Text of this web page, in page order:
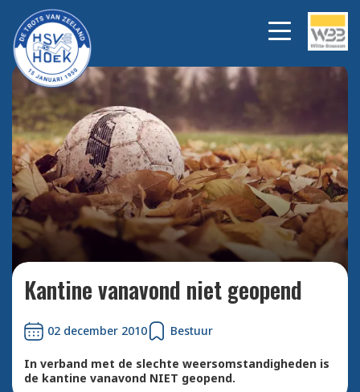
Bekijk alle foto's
Kantine vanavond niet geopend
02 december 2010 Bestuur
In verband met de slechte weersomstandigheden is
de kantine vanavond NIET geopend.